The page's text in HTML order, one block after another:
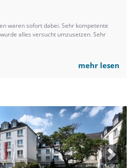
waren sofort dabei. Sehr kompetente
alles versucht umzusetzen. Sehr
mehr lesen
Next